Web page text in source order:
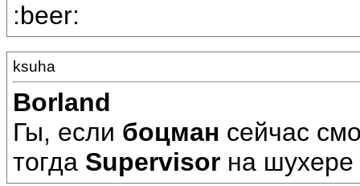
:beer:
ksuha
Borland
Гы, если боцман сейчас
тогда Supervisor на